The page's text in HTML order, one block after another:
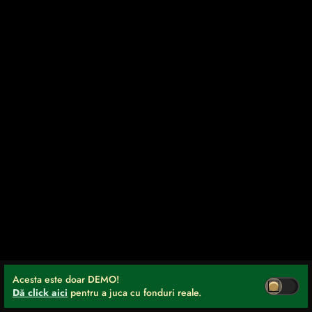
Acesta este doar DEMO!
Dă click aici pentru a juca cu fonduri reale.